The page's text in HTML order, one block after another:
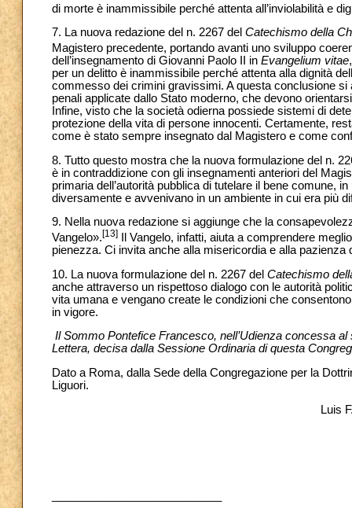
di morte è inammissibile perché attenta all’inviolabilità e
7. La nuova redazione del n. 2267 del Catechismo della
Magistero precedente, portando avanti uno sviluppo
dell’insegnamento di Giovanni Paolo II in Evangelium vitae
per un delitto è inammissibile perché attenta alla dignità
commesso dei crimini gravissimi. A questa conclusione
penali applicate dallo Stato moderno, che devono
Infine, visto che la società odierna possiede sistemi di
protezione della vita di persone innocenti. Certamente,
come è stato sempre insegnato dal Magistero e come
8. Tutto questo mostra che la nuova formulazione del n.
è in contraddizione con gli insegnamenti anteriori del
primaria dell’autorità pubblica di tutelare il bene comune,
diversamente e avvenivano in un ambiente in cui era più
9. Nella nuova redazione si aggiunge che la
Vangelo».[13]
Il Vangelo, infatti, aiuta a comprendere
pienezza. Ci invita anche alla misericordia e alla
10. La nuova formulazione del n. 2267 del Catechismo
anche attraverso un rispettoso dialogo con le autorità
vita umana e vengano create le condizioni che
in vigore.
Il Sommo Pontefice Francesco, nell’Udienza concessa
Lettera, decisa dalla Sessione Ordinaria di questa
Dato a Roma, dalla Sede della Congregazione per la
Liguori.
Luis